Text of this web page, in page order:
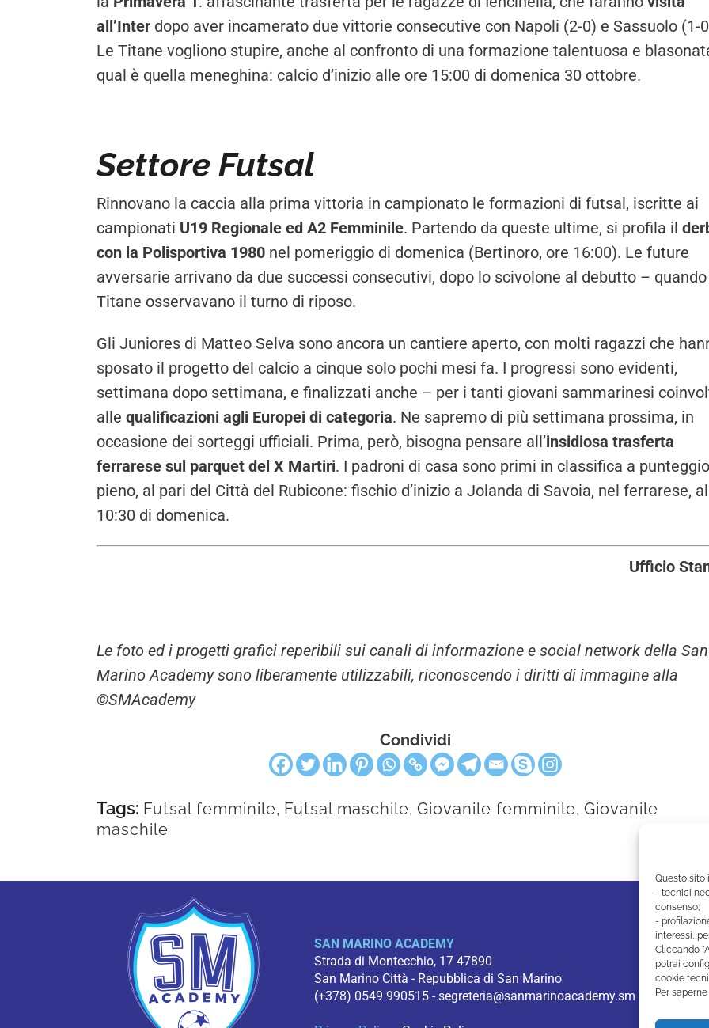
Questo sito
- tecnici
consenso;
-
interessi,
Cliccando
potrai
cookie
Per
all’Inter dopo aver incamerato due vittorie consecutive con Napoli (2-0) e Sassuolo (1-
Le Titane vogliono stupire, anche al confronto di una formazione talentuosa e
qual è quella meneghina: calcio d’inizio alle ore 15:00 di domenica 30 ottobre.
Settore Futsal
Rinnovano la caccia alla prima vittoria in campionato le formazioni di futsal, iscritte ai
campionati U19 Regionale ed A2 Femminile. Partendo da queste ultime, si profila il
con la Polisportiva 1980 nel pomeriggio di domenica (Bertinoro, ore 16:00). Le future
avversarie arrivano da due successi consecutivi, dopo lo scivolone al debutto –
Titane osservavano il turno di riposo.
Gli Juniores di Matteo Selva sono ancora un cantiere aperto, con molti ragazzi che
sposato il progetto del calcio a cinque solo pochi mesi fa. I progressi sono evidenti,
settimana dopo settimana, e finalizzati anche – per i tanti giovani sammarinesi
alle qualificazioni agli Europei di categoria. Ne sapremo di più settimana prossima, in
occasione dei sorteggi ufficiali. Prima, però, bisogna pensare all’insidiosa trasferta
ferrarese sul parquet del X Martiri. I padroni di casa sono primi in classifica a punteggio
pieno, al pari del Città del Rubicone: fischio d’inizio a Jolanda di Savoia, nel ferrarese,
10:30 di domenica.
Ufficio
Le foto ed i progetti grafici reperibili sui canali di informazione e social network della San
Marino Academy sono liberamente utilizzabili, riconoscendo i diritti di immagine alla
©SMAcademy
Condividi
Tags: Futsal femminile, Futsal maschile, Giovanile femminile, Giovanile
maschile
SAN MARINO ACADEMY
Strada di Montecchio, 17 47890
San Marino Città - Repubblica di San Marino
(+378) 0549 990515 - segreteria@sanmarinoacademy.sm